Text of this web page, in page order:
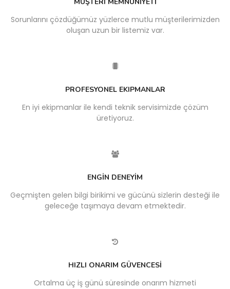
Sorunlarını çözdüğümüz yüzlerce mutlu müşterilerimizden
oluşan uzun bir listemiz var.
PROFESYONEL EKIPMANLAR
En iyi ekipmanlar ile kendi teknik servisimizde çözüm
üretiyoruz.
ENGİN DENEYİM
Geçmişten gelen bilgi birikimi ve gücünü sizlerin desteği ile
geleceğe taşımaya devam etmektedir.
HIZLI ONARIM GÜVENCESİ
Ortalma üç iş günü süresinde onarım hizmeti